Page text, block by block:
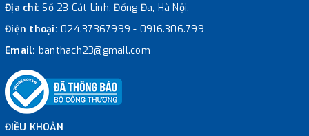
Địa chỉ:Số 23 Cát Linh, Đống Đa, Hà Nội.
Điện thoại: 024.37367999 - 0916.306.799
Email: banthach23@gmail.com
ĐIỀU KHOẢN